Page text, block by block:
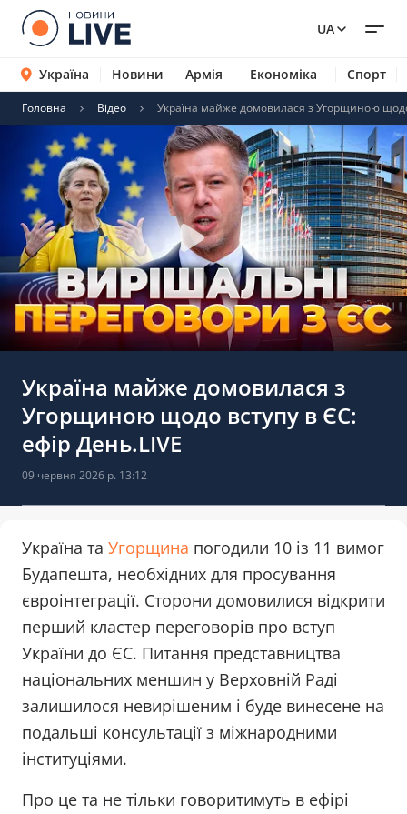
UA
Україна Новини Армія Економіка Спорт
Головна Відео Україна майже домовилася з Угорщиною
Україна майже домовилася з
Угорщиною щодо вступу в ЄС:
ефір День.LIVE
09 червня 2026 р. 13:12
Україна та Угорщина погодили 10 із 11 вимог
Будапешта, необхідних для просування
євроінтеграції. Сторони домовилися відкрити
перший кластер переговорів про вступ
України до ЄС. Питання представництва
національних меншин у Верховній Раді
залишилося невирішеним і буде винесене на
подальші консультації з міжнародними
інституціями.
Про це та не тільки говоритимуть в ефірі